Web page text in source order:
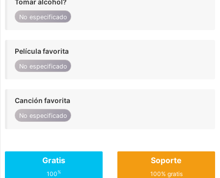
No especificado
Película favorita
No especificado
Canción favorita
No especificado
Gratis
100%
Soporte
100% gratis